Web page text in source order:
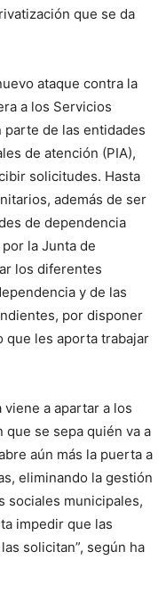
que se da
ataque contra la
a los Servicios
de las entidades
de atención (PIA),
solicitudes. Hasta
además de ser
de dependencia
la Junta de
los diferentes
y de las
por disponer
que les aporta trabajar
a apartar a los
que se sepa quién va a
aún más la puerta a
eliminando la gestión
sociales municipales,
impedir que las
solicitan”, según ha